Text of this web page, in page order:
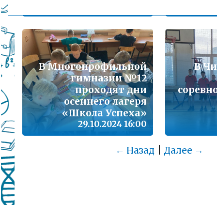
дошкольного образования и тел 32-41-13
Подробнее...
В Многопрофильной
гимназии №12
проходят дни
осеннего лагеря
«Школа Успеха»
29.10.2024 16:00
В
← Назад| Далее →